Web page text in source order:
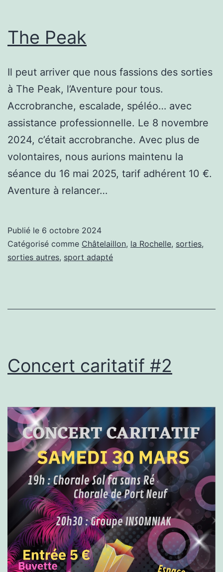
The Peak
Il peut arriver que nous fassions des sorties
à The Peak, l’Aventure pour tous.
Accrobranche, escalade, spéléo… avec
assistance professionnelle. Le 8 novembre
2024, c’était accrobranche. Avec plus de
volontaires, nous aurions maintenu la
séance du 16 mai 2025, tarif adhérent 10 €.
Aventure à relancer…
Publié le 6 octobre 2024
Catégorisé comme Châtelaillon, la Rochelle, sorties,
sorties autres, sport adapté
Concert caritatif #2